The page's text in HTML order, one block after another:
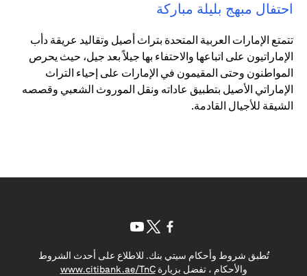
احتفال مبهج بليلة مباركة
تتمتع الإمارات العربية المتحدة بتراث أصيل وتقاليد عريقة دأب
الإماراتيون على اتباعها والاحتفاء بها جيلاً بعد جيل، حيث يحرص
المواطنون وحتى المقيمون في الإمارات على إحياء التراث
الإماراتي الأصيل بتطبيق عاداته ونقل الموروث الشعبي وقصصه
الشيقة للأجيال القادمة.
تُطبق شروط وأحكام سيتي بنك. للاطلاع على أحدث الشروط
والأحكام ، تفضل بزيارةwww.citibank.ae/TnC
in a new tab